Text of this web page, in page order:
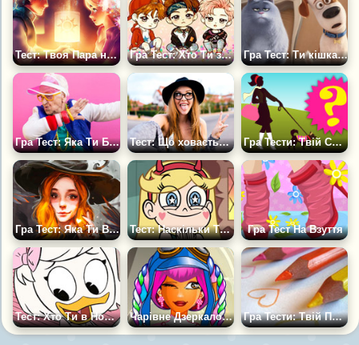
Тест: Твоя Пара на День Св Валентина Гра Тест: Хто Ти з Bts? Гра Тест: Ти кішка чи собака
Гра Тест: Яка Ти Бабуся? Тест: Що ховається за твоїм селфі Гра Тести: Твій Собака
Гра Тест: Яка Ти Відьма? Тест: Наскільки Ти схожа на Зірочку Гра Тест На Взуття
Тест: Хто Ти в Нових Качиних Історіях? Чарівне Дзеркало: Хто Ти Сьогодні Гра Тести: Твій Почерк